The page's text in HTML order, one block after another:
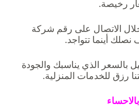
رخيصة.
الاتصال على رقم شركة
أينما تتواجد.
بالسعر الذي يناسبك والجودة
رزق للخدمات المنزلية.
بالاحساء